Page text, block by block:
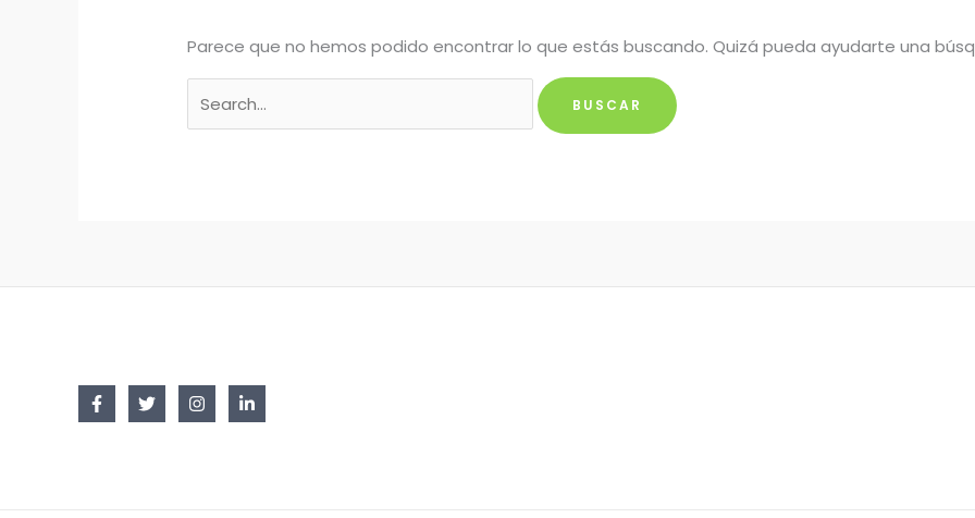
Parece que no hemos podido encontrar lo que estás buscando. Quizá pueda ayudarte una